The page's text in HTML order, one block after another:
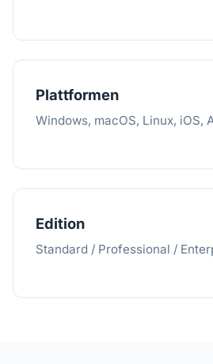
Plattformen
Windows, macOS, Linux, iOS,
Edition
Standard / Professional /